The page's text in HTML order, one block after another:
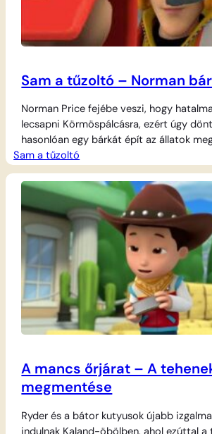
Sam a tűzoltó – Norman
Norman Price fejébe veszi, hogy
lecsapni Körmöspálcásra, ezért úgy
hasonlóan egy bárkát épít az állatok
Össze is gyűjti kiszemelt utasait, köztük
bárányt, ám a rögtönzött tutajjal
találják magukat. A sodródó bárka
szerencséjére Sam és a tűzoltócsapat
végrehajtsák a vízi…
Sam a tűzoltó
A mancs őrjárat – A
megmentése
Ryder és a bátor kutyusok újabb
indulnak Kaland-öbölben, ahol ezúttal a